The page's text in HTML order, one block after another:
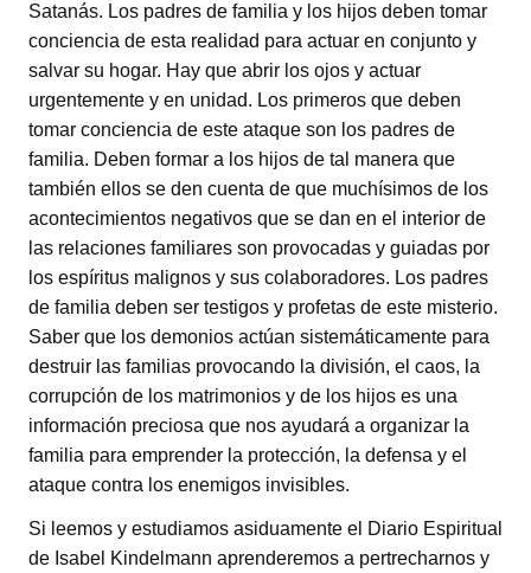
Satanás. Los padres de familia y los hijos deben tomar
conciencia de esta realidad para actuar en conjunto y
salvar su hogar. Hay que abrir los ojos y actuar
urgentemente y en unidad. Los primeros que deben
tomar conciencia de este ataque son los padres de
familia. Deben formar a los hijos de tal manera que
también ellos se den cuenta de que muchísimos de los
acontecimientos negativos que se dan en el interior de
las relaciones familiares son provocadas y guiadas por
los espíritus malignos y sus colaboradores. Los padres
de familia deben ser testigos y profetas de este misterio.
Saber que los demonios actúan sistemáticamente para
destruir las familias provocando la división, el caos, la
corrupción de los matrimonios y de los hijos es una
información preciosa que nos ayudará a organizar la
familia para emprender la protección, la defensa y el
ataque contra los enemigos invisibles.
Si leemos y estudiamos asiduamente el Diario Espiritual
de Isabel Kindelmann aprenderemos a pertrecharnos y